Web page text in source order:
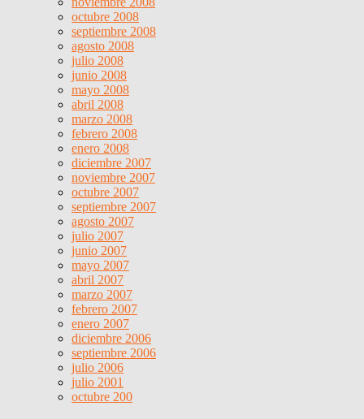
octubre 2008
septiembre 2008
agosto 2008
julio 2008
junio 2008
mayo 2008
abril 2008
marzo 2008
febrero 2008
enero 2008
diciembre 2007
noviembre 2007
octubre 2007
septiembre 2007
agosto 2007
julio 2007
junio 2007
mayo 2007
abril 2007
marzo 2007
febrero 2007
enero 2007
diciembre 2006
septiembre 2006
julio 2006
julio 2001
octubre 200